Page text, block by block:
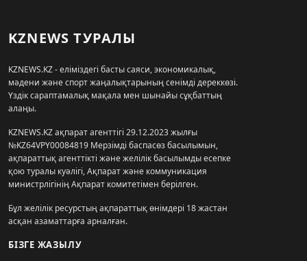
KZNEWS ТУРАЛЫ
KZNEWS.KZ - еліміздегі басты саяси, экономикалық,
мәдени және спорт жаңалықтарының сенімді дереккөзі.
Үздік сараптамалық мақала мен шынайы сұқбаттың
алаңы.
KZNEWS.KZ ақпарат агенттігі 29.12.2023 жылғы
№KZ64VPY00084819 Мерзімді баспасөз басылымын,
ақпараттық агенттікті және желілік басылымды есепке
қою туралы куәлігі, Ақпарат және коммуникация
министрлігінің Ақпарат комитетімен берілген.
Бұл желілік ресурстың ақпараттық өнімдері 18 жастан
асқан азаматтарға арналған.
БІЗГЕ ЖАЗЫЛУ